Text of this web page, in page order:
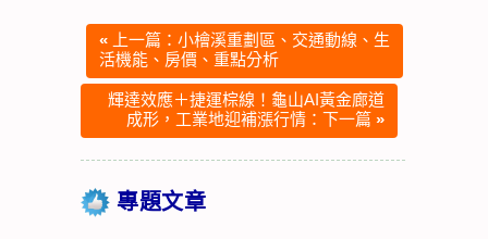
« 上一篇：小檜溪重劃區、交通動線、生
活機能、房價、重點分析
輝達效應＋捷運棕線！龜山AI黃金廊道
成形，工業地迎補漲行情：下一篇 »
專題文章